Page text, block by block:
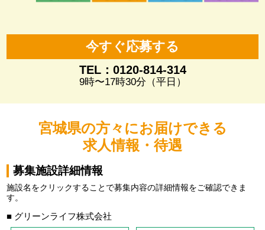
今すぐ応募する
TEL：0120-814-314
9時〜17時30分（平日）
宮城県の方々にお届けできる
求人情報・待遇
募集施設詳細情報
施設名をクリックすることで募集内容の詳細情報をご確認できま
す。
■ グリーンライフ株式会社